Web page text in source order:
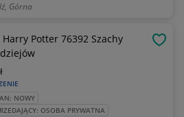
Górna
Harry Potter 76392 Szachy
NOWY
OSOBA PRYWATNA